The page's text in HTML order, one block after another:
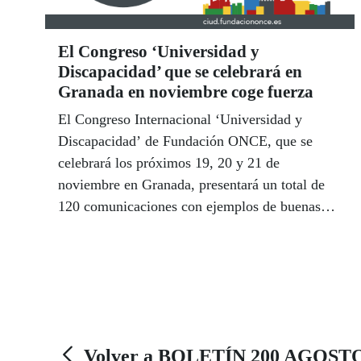
El Congreso ‘Universidad y
Discapacidad’ que se celebrará en
Granada en noviembre coge fuerza
El Congreso Internacional ‘Universidad y
Discapacidad’ de Fundación ONCE, que se
celebrará los próximos 19, 20 y 21 de
noviembre en Granada, presentará un total de
120 comunicaciones con ejemplos de buenas
Volver a BOLETÍN 200